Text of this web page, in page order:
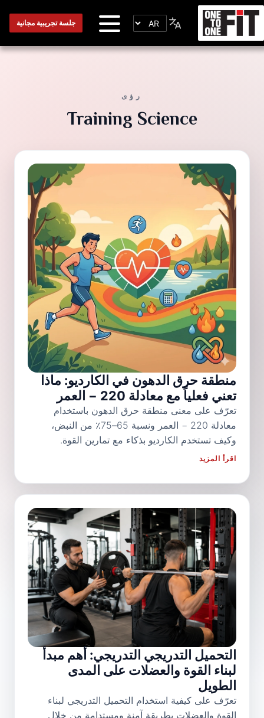
جلسة تجريبية مجانية
رؤى
Training Science
منطقة حرق الدهون في الكارديو: ماذا
تعني فعلياً مع معادلة 220 − العمر
تعرّف على معنى منطقة حرق الدهون باستخدام
معادلة 220 − العمر ونسبة 65–75٪ من النبض،
وكيف تستخدم الكارديو بذكاء مع تمارين القوة.
اقرأ المزيد
التحميل التدريجي التدريجي: أهم مبدأ
لبناء القوة والعضلات على المدى
الطويل
تعرّف على كيفية استخدام التحميل التدريجي لبناء
القوة والعضلات بطريقة آمنة ومستدامة من خلال